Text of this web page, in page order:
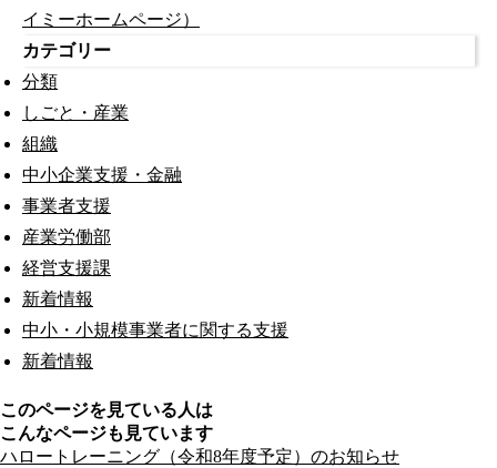
イミーホームページ）
カテゴリー
分類
しごと・産業
組織
中小企業支援・金融
事業者支援
産業労働部
経営支援課
新着情報
中小・小規模事業者に関する支援
新着情報
このページを見ている人は
こんなページも見ています
ハロートレーニング（令和8年度予定）のお知らせ